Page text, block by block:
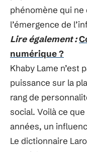
phénomène qui ne
l’émergence de
Lire également :
numérique ?
Khaby Lame n’est
puissance sur la
rang de
social. Voilà ce
années, un
Le dictionnaire